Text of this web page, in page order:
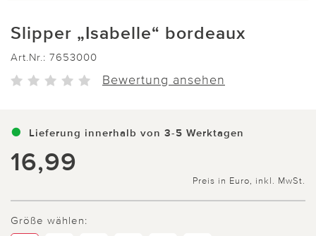
Slipper „Isabelle“ bordeaux
Art.Nr.: 7653000
Bewertung ansehen
Lieferung innerhalb von 3-5 Werktagen
16,99
Preis in Euro, inkl. MwSt.
Größe wählen: